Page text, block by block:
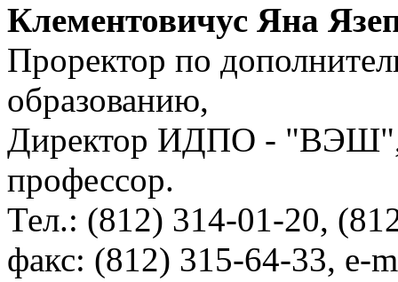
Клементовичус Яна
Проректор по
образованию,
Директор ИДПО - "ВЭШ",
профессор.
Тел.: (812) 314-01-20,
факс: (812) 315-64-33, e-